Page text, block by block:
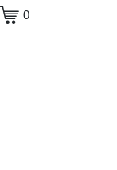
0